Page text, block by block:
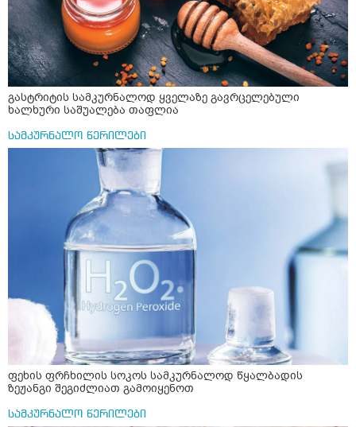
გასტრიტის სამკურნალოდ ყველაზე გავრცელებული
ხალხური საშუალება თაფლია
სამკურნალო წერილები
ფეხის ფრჩხილის სოკოს სამკურნალოდ წყალბადის
ზეჟანგი შეგიძლიათ გამოიყენოთ
სამკურნალო წერილები